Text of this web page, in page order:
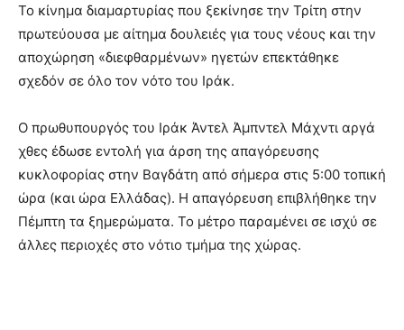
Το κίνημα διαμαρτυρίας που ξεκίνησε την Τρίτη στην
πρωτεύουσα με αίτημα δουλειές για τους νέους και την
αποχώρηση «διεφθαρμένων» ηγετών επεκτάθηκε
σχεδόν σε όλο τον νότο του Ιράκ.
Ο πρωθυπουργός του Ιράκ Άντελ Άμπντελ Μάχντι αργά
χθες έδωσε εντολή για άρση της απαγόρευσης
κυκλοφορίας στην Βαγδάτη από σήμερα στις 5:00 τοπική
ώρα (και ώρα Ελλάδας). Η απαγόρευση επιβλήθηκε την
Πέμπτη τα ξημερώματα. Το μέτρο παραμένει σε ισχύ σε
άλλες περιοχές στο νότιο τμήμα της χώρας.